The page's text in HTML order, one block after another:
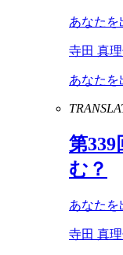
あなたを
寺田 真
あなたを
第339
む？
あなたを
寺田 真